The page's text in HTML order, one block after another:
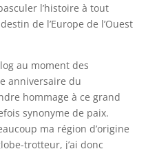
l’histoire à tout
de l’Europe de l’Ouest
au moment des
anniversaire du
hommage à ce grand
synonyme de paix.
ma région d’origine
trotteur, j’ai donc